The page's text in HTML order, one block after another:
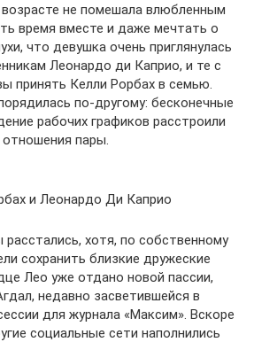
не помешала влюбленным
время вместе и даже мечтать о
что девушка очень приглянулась
Леонардо ди Каприо, и те с
принять Келли Рорбах в семью.
по-другому: бесконечные
рабочих графиков расстроили
отношения пары.
и Леонардо Ди Каприо
расстались, хотя, по собственному
сохранить близкие дружеские
Лео уже отдано новой пассии,
недавно засветившейся в
для журнала «Максим». Вскоре
социальные сети наполнились